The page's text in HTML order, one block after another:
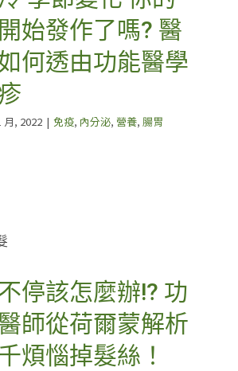
始發作了嗎? 醫
何透由功能醫學
月, 2022 | 免疫, 內分泌, 營養, 腸胃
停該怎麼辦!? 功
師從荷爾蒙解析
煩惱掉髮絲！